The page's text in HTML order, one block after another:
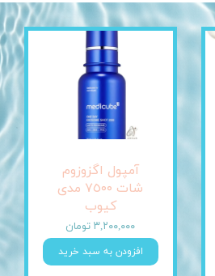
آمپول اگزوزوم
شات ٧٥٠٠ مدی
کیوب
۳,۲۰۰,۰۰۰ تومان
افزودن به سبد خرید